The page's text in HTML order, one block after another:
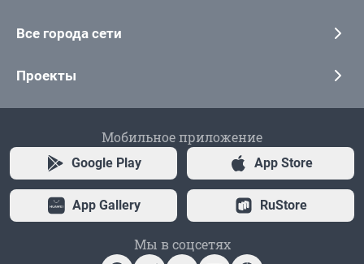
Все города сети
Проекты
Мобильное приложение
Google Play App Store
App Gallery RuStore
Мы в соцсетях